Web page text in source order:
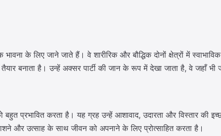
के लिए जाने जाते हैं। वे शारीरिक और बौद्धिक दोनों क्षेत्रों में
बनाता है। उन्हें अक्सर पार्टी की जान के रूप में देखा जाता है, वे जहाँ
प्रभावित करता है। यह ग्रह उन्हें आशावाद, उदारता और विस्तार की
और उत्साह के साथ जीवन को अपनाने के लिए प्रोत्साहित करता है।